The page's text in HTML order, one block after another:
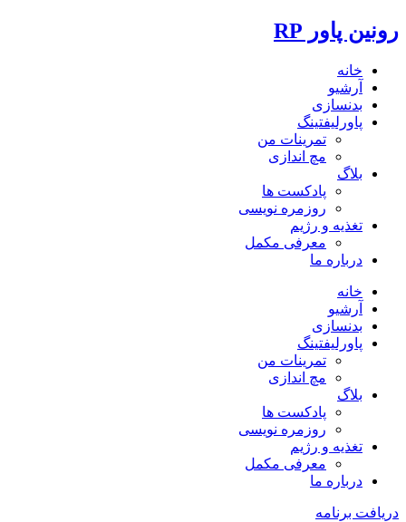
رونین پاور RP
خانه
آرشیو
بدنسازی
پاورلیفتینگ
تمرینات من
مچ اندازی
بلاگ
پادکست ها
روزمره نویسی
تغذیه و رژیم
معرفی مکمل
درباره ما
خانه
آرشیو
بدنسازی
پاورلیفتینگ
تمرینات من
مچ اندازی
بلاگ
پادکست ها
روزمره نویسی
تغذیه و رژیم
معرفی مکمل
درباره ما
دریافت برنامه